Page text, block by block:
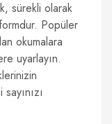
sürekli olarak
Popüler
okumalara
uyarlayın.